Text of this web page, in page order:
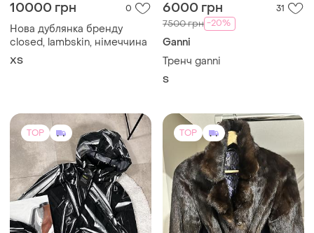
Вітровка від nike
M
Шуба норка
и еще 1